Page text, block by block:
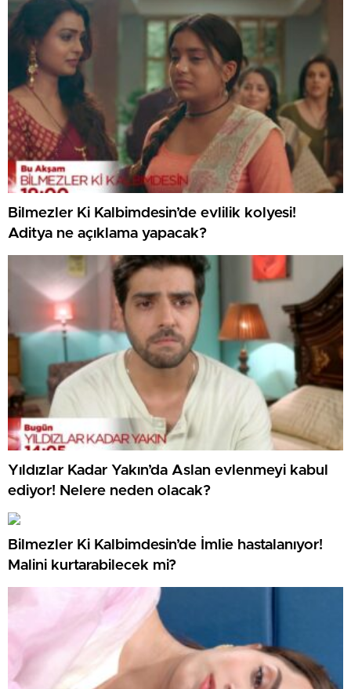
Bilmezler Ki Kalbimdesin’de evlilik kolyesi!
Aditya ne açıklama yapacak?
Yıldızlar Kadar Yakın’da Aslan evlenmeyi kabul
ediyor! Nelere neden olacak?
Bilmezler Ki Kalbimdesin’de İmlie hastalanıyor!
Malini kurtarabilecek mi?